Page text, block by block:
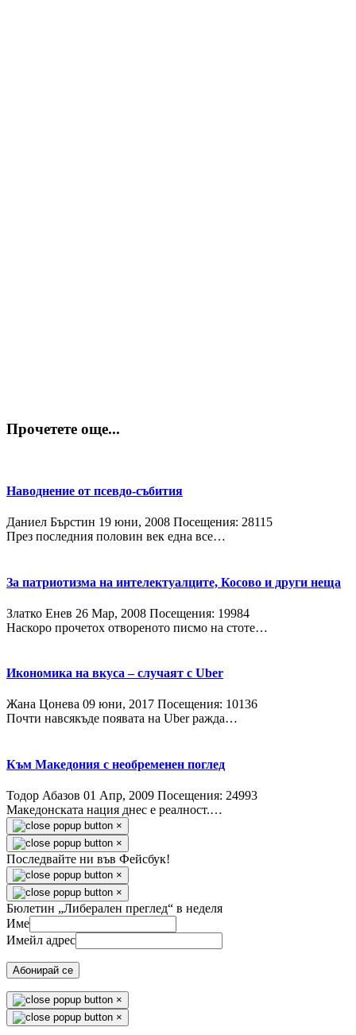
Прочетете още...
Наводнение от псевдо-събития
Даниел Бърстин 19 юни, 2008 Посещения: 28115
През последния половин век една все…
За патриотизма на интелектуалците, Косово и други неща
Златко Енев 26 Мар, 2008 Посещения: 19984
Наскоро прочетох отвореното писмо на стоте…
Икономика на вкуса – случаят с Uber
Жана Цонева 09 юни, 2017 Посещения: 10136
Почти навсякъде появата на Uber ражда…
Към Македония с необременен поглед
Тодор Абазов 01 Апр, 2009 Посещения: 24993
Македонската нация днес е реалност.…
×
×
Последвайте ни във Фейсбук!
×
×
Бюлетин „Либерален преглед“ в неделя
Име
Имейл адрес
Абонирай се
×
×